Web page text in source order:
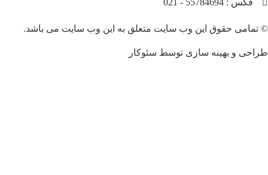
حقوق این وب سایت متعلق به این وب سایت می باشد.
بهینه سازی توسط سئوکار